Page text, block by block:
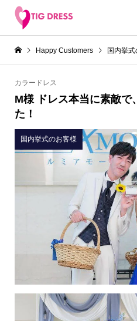
Happy Customers 国内挙
カラードレス
M様 ドレス本当に素敵で
た！
国内挙式のお客様